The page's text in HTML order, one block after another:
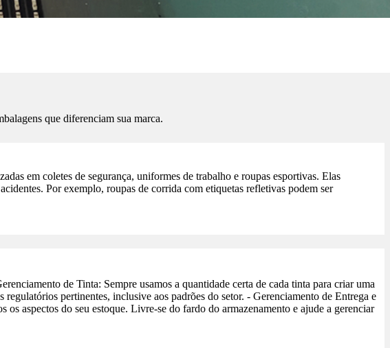
que diferenciam sua marca.
em coletes de segurança, uniformes de trabalho e roupas esportivas. Elas
Por exemplo, roupas de corrida com etiquetas refletivas podem ser
de Tinta: Sempre usamos a quantidade certa de cada tinta para criar uma
pertinentes, inclusive aos padrões do setor. - Gerenciamento de Entrega e
aspectos do seu estoque. Livre-se do fardo do armazenamento e ajude a gerenciar